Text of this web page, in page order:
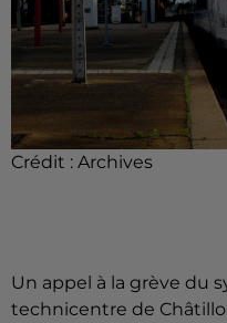
Crédit : Archives
Un appel à la grève du
technicentre de